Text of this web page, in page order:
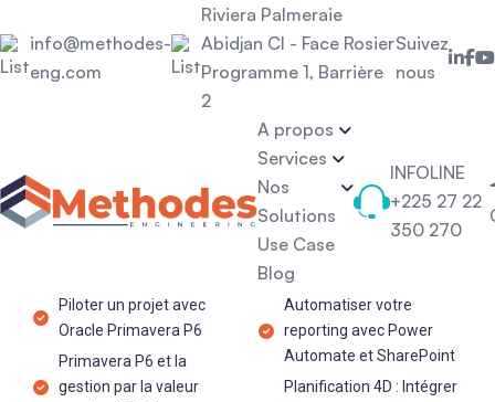
info@methodes-
eng.com
Riviera Palmeraie
Abidjan CI - Face Rosier
Programme 1, Barrière
2
Suivez
nous
A propos
Services
Nos
Solutions
Use Case
Blog
INFOLINE
+225 27 22
350 270
Piloter un projet avec
Oracle Primavera P6
Primavera P6 et la
gestion par la valeur
Automatiser votre
reporting avec Power
Automate et SharePoint​
Planification 4D : Intégrer